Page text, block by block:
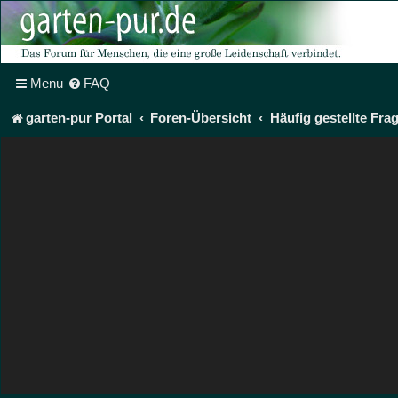
Menu FAQ
garten-pur Portal Foren-Übersicht Häufig gestellte